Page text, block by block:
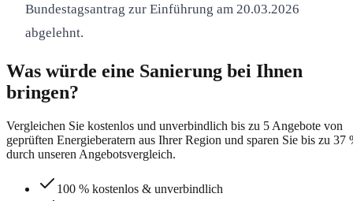
Bundestagsantrag zur Einführung am 20.03.2026
abgelehnt.
Was würde eine Sanierung bei Ihnen
bringen?
Vergleichen Sie kostenlos und unverbindlich bis zu 5 Angebote von
geprüften Energieberatern aus Ihrer Region und sparen Sie bis zu 37
durch unseren Angebotsvergleich.
100 % kostenlos & unverbindlich